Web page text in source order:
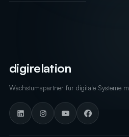
digirelation
Wachstumspartner für digitale Systeme